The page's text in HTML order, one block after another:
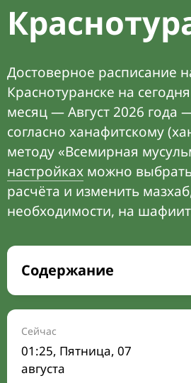
Достоверное расписание
Краснотуранске на
месяц — Август 2026 года
согласно ханафитскому
методу «Всемирная
настройках можно
расчёта и изменить
необходимости, на
Содержание
Время намаза на сегодня
Расписание на месяц
Время Сухура и Ифтара на
Сейчас
01:25, Пятница, 07
августа